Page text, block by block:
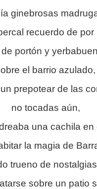
ginebrosas
recuerdo de por
portón y
el barrio azulado,
prepotear de las
no tocadas aún,
una cachila en
la magia de
trueno de
sobre un patio